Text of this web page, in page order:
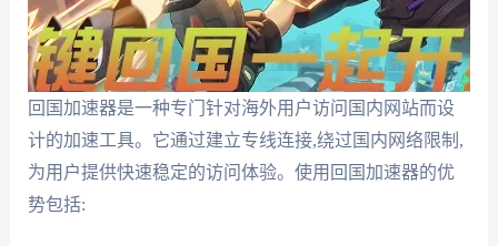
回国加速器是一种专门针对海外用户访问国内网站而设
计的加速工具。它通过建立专线连接,绕过国内网络限制,
为用户提供快速稳定的访问体验。使用回国加速器的优
势包括: